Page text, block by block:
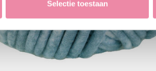
Selectie toestaan